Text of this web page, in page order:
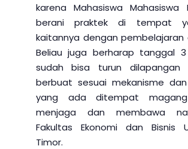
karena Mahasiswa Mahasiswa
berani praktek di tempat
kaitannya dengan pembelajaran
Beliau juga berharap tanggal 3
sudah bisa turun dilapangan
berbuat sesuai mekanisme
yang ada ditempat
menjaga dan membawa
Fakultas Ekonomi dan Bisnis
Timor.